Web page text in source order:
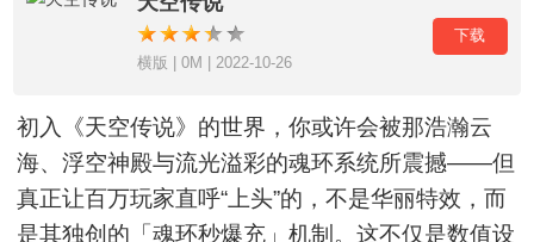
横版 | 0M | 2022-10-26
下载
初入《天空传说》的世界，你或许会被那浩瀚云
海、浮空神殿与流光溢彩的魂环系统所震撼——但
真正让百万玩家直呼“上头”的，不是华丽特效，而
是其独创的「魂环秒爆充」机制。这不仅是数值设